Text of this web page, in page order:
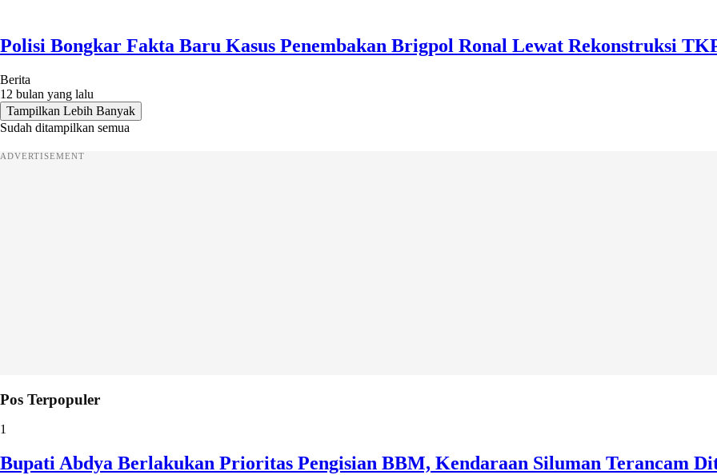
Polisi Bongkar Fakta Baru Kasus Penembakan Brigpol Ronal Lewat Rekonstruksi
Berita
12 bulan yang lalu
Tampilkan Lebih Banyak
Sudah ditampilkan semua
ADVERTISEMENT
Pos Terpopuler
1
Bupati Abdya Berlakukan Prioritas Pengisian BBM, Kendaraan Siluman Terancam